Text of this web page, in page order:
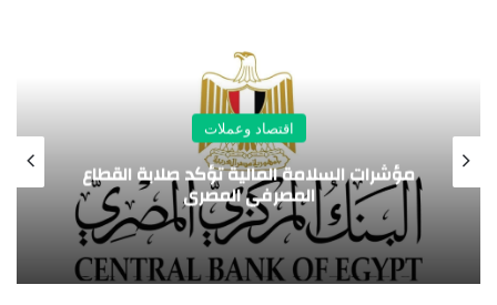
سلامة الغذاء: إصدار 2492 إذن تصدير
لحاصلات زراعية لصالح 1378 شركة